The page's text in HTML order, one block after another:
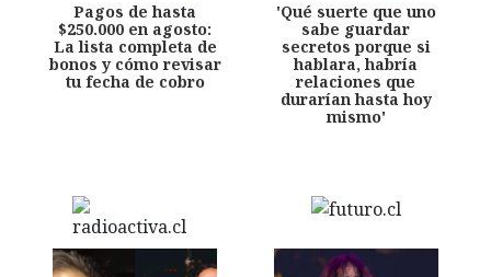
Pagos de hasta
$250.000 en agosto:
La lista completa de
bonos y cómo revisar
tu fecha de cobro
'Qué suerte que uno
sabe guardar
secretos porque si
hablara, habría
relaciones que
durarían hasta hoy
mismo'